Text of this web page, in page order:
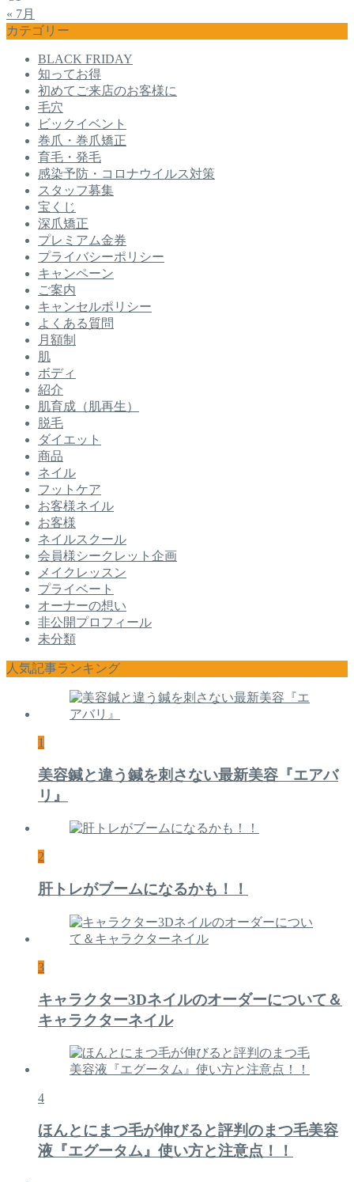
« 7月
カテゴリー
BLACK FRIDAY
知ってお得
初めてご来店のお客様に
毛穴
ビックイベント
巻爪・巻爪矯正
育毛・発毛
感染予防・コロナウイルス対策
スタッフ募集
宝くじ
深爪矯正
プレミアム金券
プライバシーポリシー
キャンペーン
ご案内
キャンセルポリシー
よくある質問
月額制
肌
ボディ
紹介
肌育成（肌再生）
脱毛
ダイエット
商品
ネイル
フットケア
お客様ネイル
お客様
ネイルスクール
会員様シークレット企画
メイクレッスン
プライベート
オーナーの想い
非公開プロフィール
未分類
人気記事ランキング
1
美容鍼と違う鍼を刺さない最新美容『エアバ
リ』
2
肝トレがブームになるかも！！
3
キャラクター3Dネイルのオーダーについて＆
キャラクターネイル
4
ほんとにまつ毛が伸びると評判のまつ毛美容
液『エグータム』使い方と注意点！！